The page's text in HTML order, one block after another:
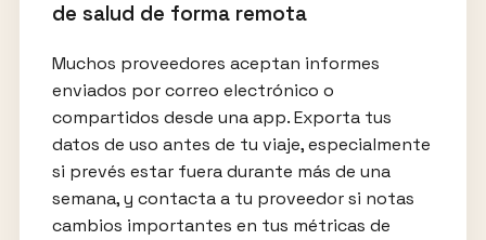
de salud de forma remota
Muchos proveedores aceptan informes
enviados por correo electrónico o
compartidos desde una app. Exporta tus
datos de uso antes de tu viaje, especialmente
si prevés estar fuera durante más de una
semana, y contacta a tu proveedor si notas
cambios importantes en tus métricas de